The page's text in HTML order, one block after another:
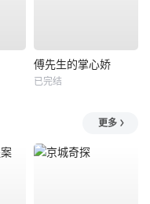
傅先生的掌心娇
已完结
更多